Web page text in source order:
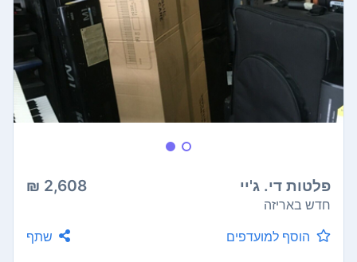
פלטות די. ג'יי 2,608 ₪
חדש באריזה
הוסף למועדפים
שתף